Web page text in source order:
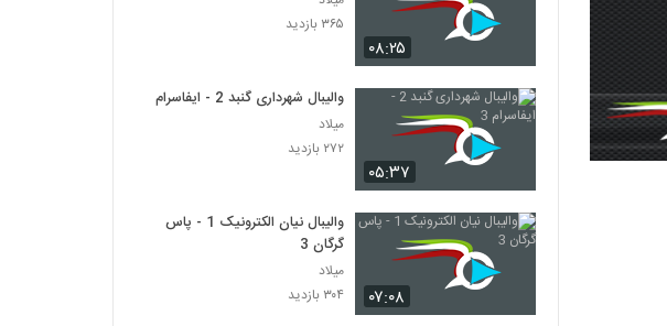
۰۸:۲۵
۳۶۵ بازدید
۰۵:۳۷
والیبال شهرداری گنبد 2 - ایفاسرام 3
میلاد
۲۷۲ بازدید
۰۷:۰۸
والیبال نیان الکترونیک 1 - پاس
گرگان 3
میلاد
۳۰۴ بازدید